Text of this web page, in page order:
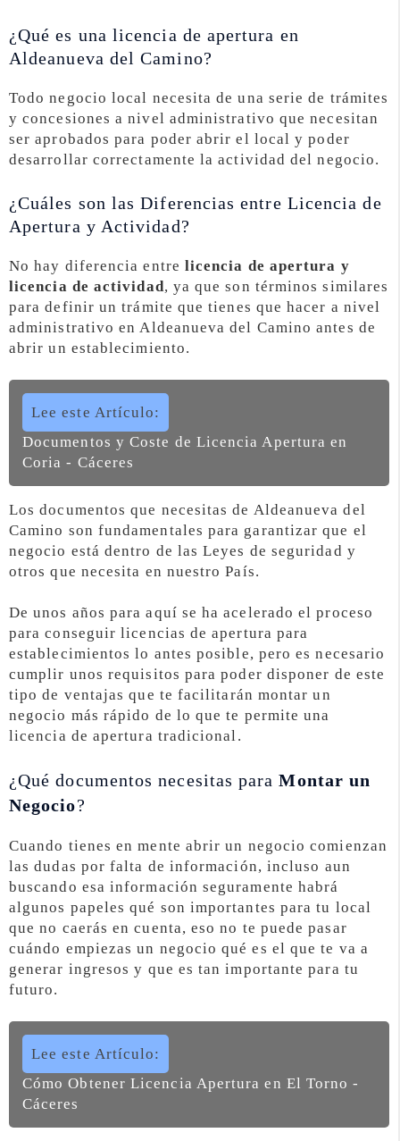
¿Qué es una licencia de apertura en
Aldeanueva del Camino?
Todo negocio local necesita de una serie de trámites
y concesiones a nivel administrativo que necesitan
ser aprobados para poder abrir el local y poder
desarrollar correctamente la actividad del negocio.
¿Cuáles son las Diferencias entre Licencia de
Apertura y Actividad?
No hay diferencia entre licencia de apertura y
licencia de actividad, ya que son términos similares
para definir un trámite que tienes que hacer a nivel
administrativo en Aldeanueva del Camino antes de
abrir un establecimiento.
Lee este Artículo:
Documentos y Coste de Licencia Apertura en
Coria - Cáceres
Los documentos que necesitas de Aldeanueva del
Camino son fundamentales para garantizar que el
negocio está dentro de las Leyes de seguridad y
otros que necesita en nuestro País.
De unos años para aquí se ha acelerado el proceso
para conseguir licencias de apertura para
establecimientos lo antes posible, pero es necesario
cumplir unos requisitos para poder disponer de este
tipo de ventajas que te facilitarán montar un
negocio más rápido de lo que te permite una
licencia de apertura tradicional.
¿Qué documentos necesitas paraMontar un
Negocio?
Cuando tienes en mente abrir un negocio comienzan
las dudas por falta de información, incluso aun
buscando esa información seguramente habrá
algunos papeles qué son importantes para tu local
que no caerás en cuenta, eso no te puede pasar
cuándo empiezas un negocio qué es el que te va a
generar ingresos y que es tan importante para tu
futuro.
Lee este Artículo:
Cómo Obtener Licencia Apertura en El Torno -
Cáceres